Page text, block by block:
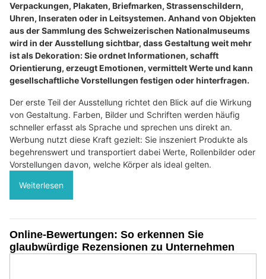
Verpackungen, Plakaten, Briefmarken, Strassenschildern,
Uhren, Inseraten oder in Leitsystemen. Anhand von Objekten
aus der Sammlung des Schweizerischen Nationalmuseums
wird in der Ausstellung sichtbar, dass Gestaltung weit mehr
ist als Dekoration: Sie ordnet Informationen, schafft
Orientierung, erzeugt Emotionen, vermittelt Werte und kann
gesellschaftliche Vorstellungen festigen oder hinterfragen.
Der erste Teil der Ausstellung richtet den Blick auf die Wirkung
von Gestaltung. Farben, Bilder und Schriften werden häufig
schneller erfasst als Sprache und sprechen uns direkt an.
Werbung nutzt diese Kraft gezielt: Sie inszeniert Produkte als
begehrenswert und transportiert dabei Werte, Rollenbilder oder
Vorstellungen davon, welche Körper als ideal gelten.
Weiterlesen
Online-Bewertungen: So erkennen Sie
glaubwürdige Rezensionen zu Unternehmen